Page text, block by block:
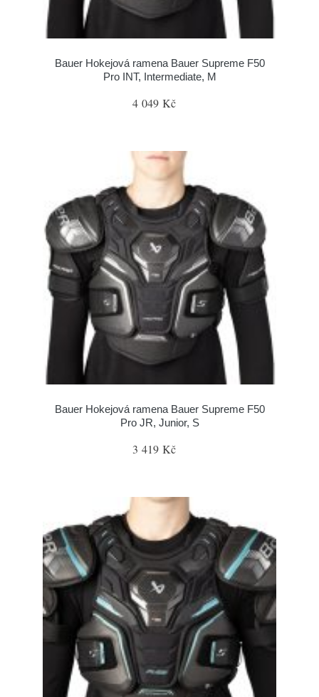
Bauer Hokejová ramena Bauer Supreme F50
Pro INT, Intermediate, M
4 049 Kč
Bauer Hokejová ramena Bauer Supreme F50
Pro JR, Junior, S
3 419 Kč